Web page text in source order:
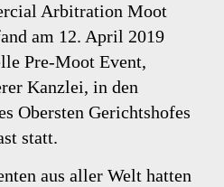
Arbitration Moot
am 12. April 2019
Pre-Moot Event,
Kanzlei, in den
Obersten Gerichtshofes
statt.
aus aller Welt hatten